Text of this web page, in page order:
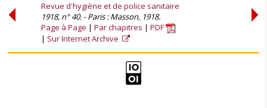
Revue d'hygiène et de police sanitaire
1918, n° 40. - Paris : Masson, 1918.
Page à Page
Par chapitres
PDF
Sur Internet Archive